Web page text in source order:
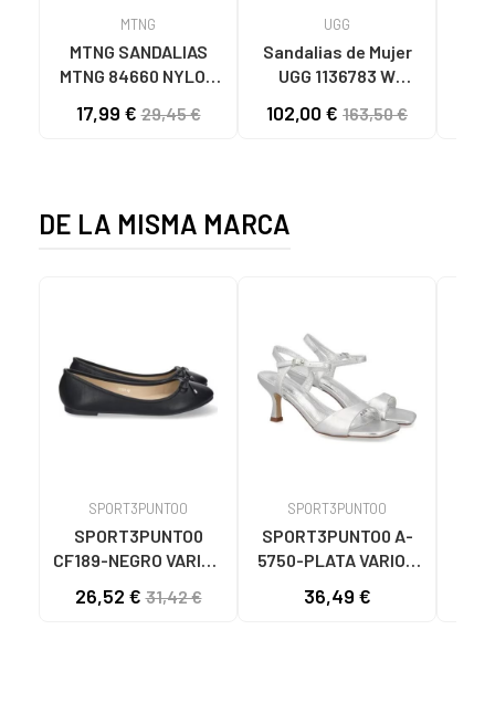
MTNG
MTNG SANDALIAS
MTNG 84660 NYLON
C59785 - - NYLON
17,99 €29,45 €
UGG
Sandalias de Mujer
UGG 1136783 W
CHESTNUT
102,00 € 163,50 €
DE LA MISMA MARCA
SPORT3PUNTO0
SPORT3PUNTO0
CF189-NEGRO VARIOS
26,52 €31,42 €
SPORT3PUNTO0
SPORT3PUNTO0 A-
5750-PLATA VARIOS
36,49 €